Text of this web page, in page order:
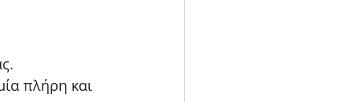
πλήρη και